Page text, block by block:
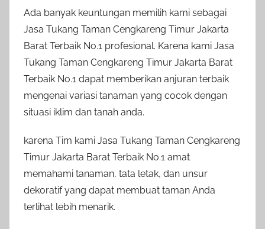
Ada banyak keuntungan memilih kami sebagai
Jasa Tukang Taman Cengkareng Timur Jakarta
Barat Terbaik No.1 profesional. Karena kami Jasa
Tukang Taman Cengkareng Timur Jakarta Barat
Terbaik No.1 dapat memberikan anjuran terbaik
mengenai variasi tanaman yang cocok dengan
situasi iklim dan tanah anda.
karena Tim kami Jasa Tukang Taman Cengkareng
Timur Jakarta Barat Terbaik No.1 amat
memahami tanaman, tata letak, dan unsur
dekoratif yang dapat membuat taman Anda
terlihat lebih menarik.